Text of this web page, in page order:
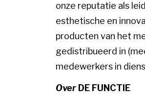
onze reputatie als
esthetische en
producten van het
gedistribueerd in
medewerkers in
Over DE FUNCTIE